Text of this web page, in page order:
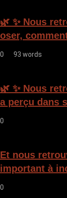
🌿 ✨ Nous
oser,
0 93 words
🌿 ✨ Nous
a perçu dans
0
Et nous
important à
0